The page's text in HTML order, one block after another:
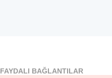
FAYDALI BAĞLANTILAR